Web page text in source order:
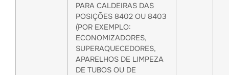
PARA CALDEIRAS DAS
POSIÇÕES 8402 OU 8403
(POR EXEMPLO:
ECONOMIZADORES,
SUPERAQUECEDORES,
APARELHOS DE LIMPEZA
DE TUBOS OU DE